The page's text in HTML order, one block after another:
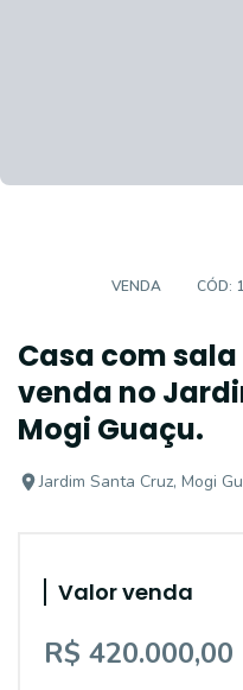
VENDA CÓD:
Casa com
venda no
Mogi Guaçu.
Jardim Santa Cruz, Mogi
Valor venda
R$ 420.000,00